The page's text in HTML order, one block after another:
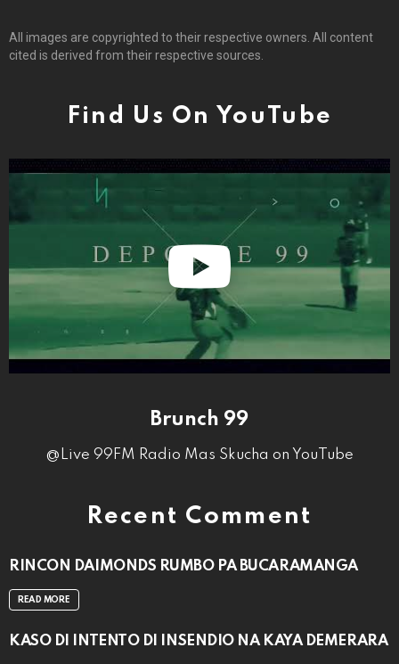
All images are copyrighted to their respective owners. All content
cited is derived from their respective sources.
Find Us On YouTube
Brunch 99
@Live 99FM Radio Mas Skucha on YouTube
Recent Comment
RINCON DAIMONDS RUMBO PA BUCARAMANGA
READ MORE
KASO DI INTENTO DI INSENDIO NA KAYA DEMERARA